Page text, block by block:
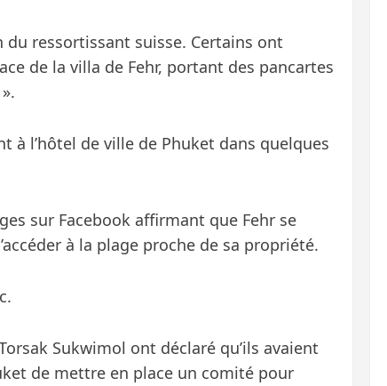
ressortissant suisse. Certains ont
de la villa de Fehr, portant des pancartes
à l’hôtel de ville de Phuket dans quelques
sur Facebook affirmant que Fehr se
à la plage proche de sa propriété.
Sukwimol ont déclaré qu’ils avaient
de mettre en place un comité pour